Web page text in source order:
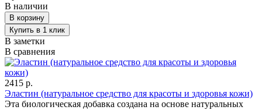
В наличии
В заметки
В сравнения
2415 р.
Эластин (натуральное средство для красоты и здоровья кожи)
Эта биологическая добавка создана на основе натуральных